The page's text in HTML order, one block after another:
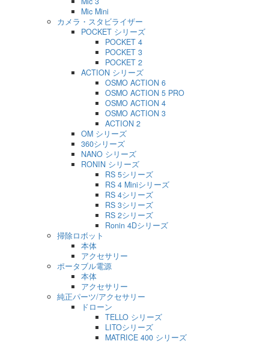
Mic Mini
カメラ・スタビライザー
POCKET シリーズ
POCKET 4
POCKET 3
POCKET 2
ACTION シリーズ
OSMO ACTION 6
OSMO ACTION 5 PRO
OSMO ACTION 4
OSMO ACTION 3
ACTION 2
OM シリーズ
360シリーズ
NANO シリーズ
RONIN シリーズ
RS 5シリーズ
RS 4 Miniシリーズ
RS 4シリーズ
RS 3シリーズ
RS 2シリーズ
Ronin 4Dシリーズ
掃除ロボット
本体
アクセサリー
ポータブル電源
本体
アクセサリー
純正パーツ/アクセサリー
ドローン
TELLO シリーズ
LITOシリーズ
MATRICE 400 シリーズ